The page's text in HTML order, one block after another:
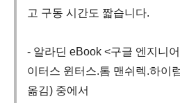
고 구동 시간도 짧습니다.
- 알라딘 eBook <구글 엔지니
이터스 윈터스.톰 맨쉬렉.하이
옮김) 중에서